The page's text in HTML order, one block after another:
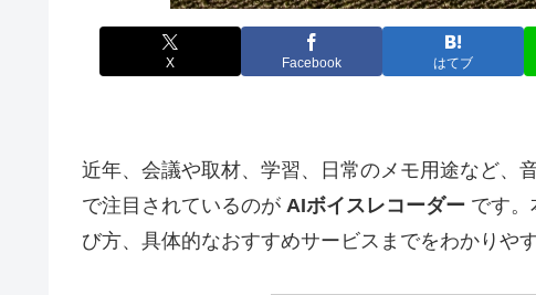
X Facebook はてブ
近年、会議や取材、学習、日常のメモ用途など、
で注目されているのが AIボイスレコーダー です。
び方、具体的なおすすめサービスまでをわかりや